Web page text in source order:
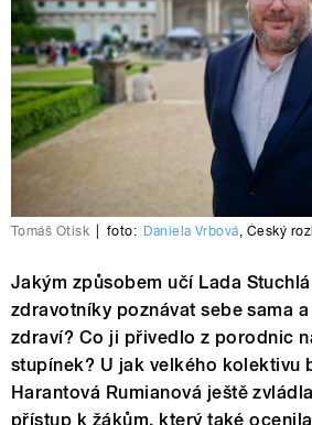
Tomáš Otisk foto: Daniela Vrbová Český
Jakým způsobem učí Lada
zdravotníky poznávat sebe sama
zdraví? Co ji přivedlo z porodnic
stupínek? U jak velkého kolektivu
Harantová Rumianová ještě
přístup k žákům, který také